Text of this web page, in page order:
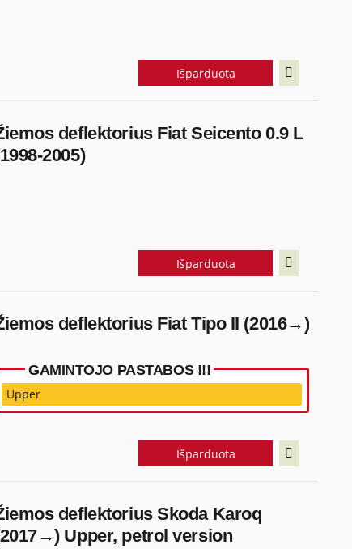
Išparduota
deflektorius Fiat Seicento 0.9 L
2005)
Išparduota
deflektorius Fiat Tipo II (2016→)
GAMINTOJO PASTABOS !!!
Upper
Išparduota
deflektorius Skoda Karoq
Upper, petrol version